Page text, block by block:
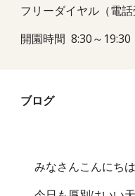
フリーダイヤル（電話
開園時間 8:30～19:30
ブログ
みなさんこんにちは